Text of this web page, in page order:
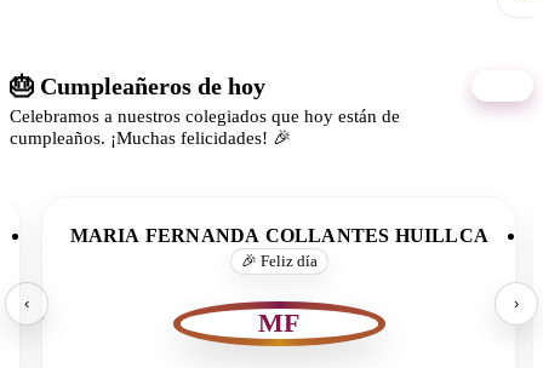
🎂 Cumpleañeros de hoy
Celebramos a nuestros colegiados que hoy están de
cumpleaños. ¡Muchas felicidades! 🎉
‹
MARIA FERNANDA COLLANTES HUILLCA
🎉 Feliz día
MF
›